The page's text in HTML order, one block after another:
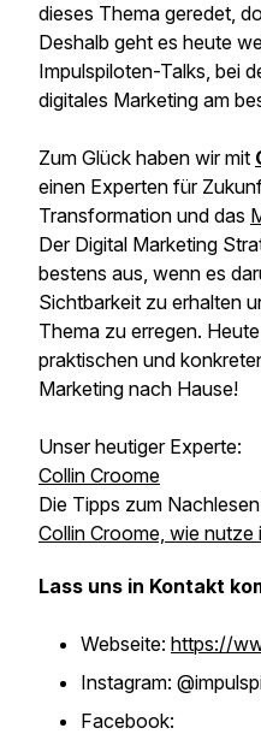
dieses Thema geredet,
Deshalb geht es heute
Impulspiloten-Talks, bei
digitales Marketing am
Zum Glück haben wir mit
einen Experten für
Transformation und das
Der Digital Marketing
bestens aus, wenn es
Sichtbarkeit zu erhalten
Thema zu erregen.
praktischen und
Marketing nach Hause!
Unser heutiger Experte:
Collin Croome
Die Tipps zum
Collin Croome, wie nutze
Lass uns in Kontakt
Webseite: https://
Instagram:
Facebook: